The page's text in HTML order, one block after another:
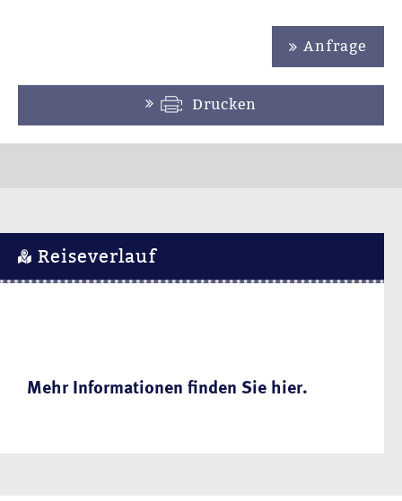
Anfrage
Drucken
Reiseverlauf
Mehr Informationen finden Sie hier.